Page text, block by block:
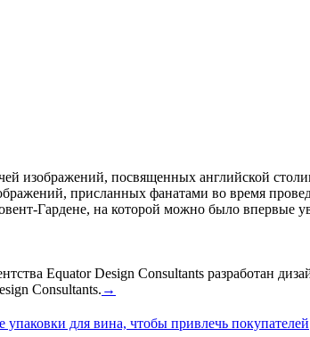
изображений, посвященных английской
присланных фанатами во время
Гардене, на которой можно было впервые
Equator Design Consultants разработан
Consultants. →
для вина, чтобы привлечь покупателей